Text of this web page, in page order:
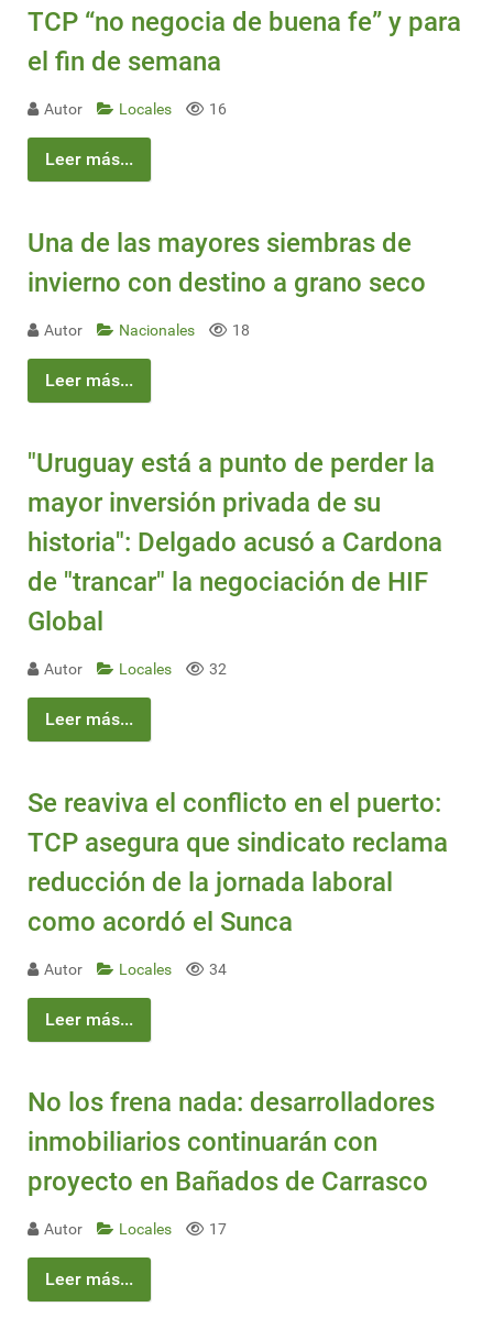
TCP “no negocia de buena fe” y para
el fin de semana
Autor Locales 16
Leer más...
Una de las mayores siembras de
invierno con destino a grano seco
Autor Nacionales 18
Leer más...
"Uruguay está a punto de perder la
mayor inversión privada de su
historia": Delgado acusó a Cardona
de "trancar" la negociación de HIF
Global
Autor Locales 32
Leer más...
Se reaviva el conflicto en el puerto:
TCP asegura que sindicato reclama
reducción de la jornada laboral
como acordó el Sunca
Autor Locales 34
Leer más...
No los frena nada: desarrolladores
inmobiliarios continuarán con
proyecto en Bañados de Carrasco
Autor Locales 17
Leer más...